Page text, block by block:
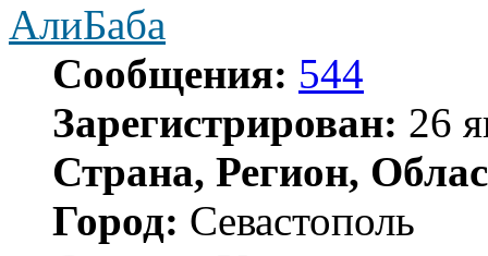
АлиБаба
Сообщения: 544
Зарегистрирован: 26
Страна, Регион,
Город: Севастополь